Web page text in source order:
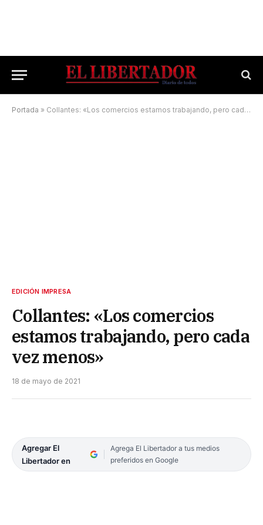
Portada » Collantes: «Los comercios estamos trabajando, pero cada vez menos»
EDICIÓN IMPRESA
Collantes: «Los comercios
estamos trabajando, pero cada
vez menos»
18 de mayo de 2021
Agregar El
Libertador en
Agrega El Libertador a tus medios
preferidos en Google